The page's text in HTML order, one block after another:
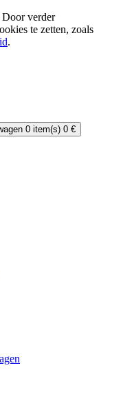
Door verder
te zetten, zoals
.
0 item(s) 0 €